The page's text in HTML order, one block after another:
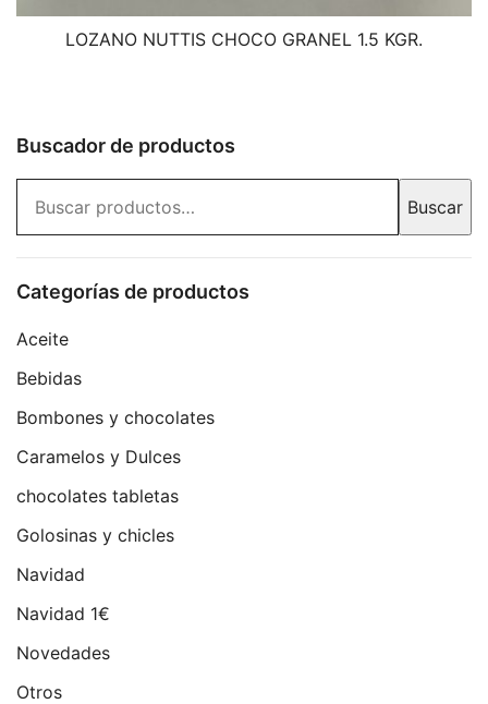
LOZANO NUTTIS CHOCO GRANEL 1.5 KGR.
Buscador de productos
por:
Buscar
Categorías de productos
Aceite
Bebidas
Bombones y chocolates
Caramelos y Dulces
chocolates tabletas
Golosinas y chicles
Navidad
Navidad 1€
Novedades
Otros